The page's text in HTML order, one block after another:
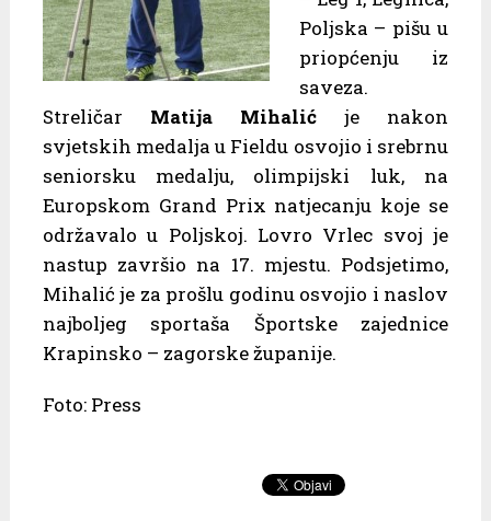
Poljska – pišu u
priopćenju iz
saveza.
Streličar Matija Mihalić je nakon
svjetskih medalja u Fieldu osvojio i srebrnu
seniorsku medalju, olimpijski luk, na
Europskom Grand Prix natjecanju koje se
održavalo u Poljskoj. Lovro Vrlec svoj je
nastup završio na 17. mjestu. Podsjetimo,
Mihalić je za prošlu godinu osvojio i naslov
najboljeg sportaša Športske zajednice
Krapinsko – zagorske županije.
Foto: Press